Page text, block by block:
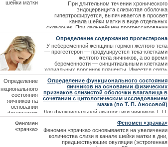
При длительном течении хронического
эндоцервицита слизистая оболочка
гипертрофируется, выпячивается в просвет
канала шейки матки в виде отдельных
складочек. При дальнейшем прогрессировании
воспалительного процесса гипертрофированная
слизистая оболочка патологически изменяется,
богато снабжается кровеносными сосудами,
преобразуясь в слизистые полипы шейки матки.
Частыми симптомами полипов шейки матки
являю
Определение содержания прогестерона
У небеременной женщины гормон желтого тела
— прогестерон — продуцируется тека-клетками
желтого тела яичников, а во время
беременности — синцитиальными клетками
хориальных ворсинок плаценты. Имеется связь
желтого тела с изменениями во время
менструального цикла, причем прогестерон
оказывает свое влияние на эндометрий,
вызывая разрастание секреторных желез
(секреторная фаза цикла) толь
Определение функционального состояния
яичников на основании физических
признаков слизистой оболочки влагалища в
сочетании с цитологическим исследованием
мазка (по Т. П. Аносовой)
Для функциональной диагностики яичников Т. П.
Аносова предложила изучать некоторые
физические признаки слизистой оболочки и
отделяемого влагалища. Эти признаки
совпадают с результатами цитологического
исследования влагалищного мазка. Техника. С
Феномен «зрачка»
Феномен «зрачка» основывается на увеличении
количества слизи в канале шейки матки в дни,
предшествующие овуляции (эстрогенная